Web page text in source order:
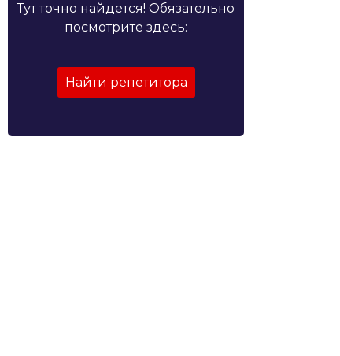
Тут точно найдется! Обязательно
посмотрите здесь:
Найти репетитора